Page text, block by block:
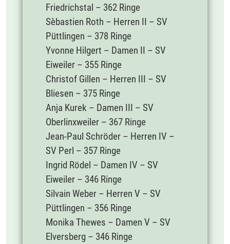
Friedrichstal – 362 Ringe
Sèbastien Roth – Herren II – SV
Püttlingen – 378 Ringe
Yvonne Hilgert – Damen II – SV
Eiweiler – 355 Ringe
Christof Gillen – Herren III – SV
Bliesen – 375 Ringe
Anja Kurek – Damen III – SV
Oberlinxweiler – 367 Ringe
Jean-Paul Schröder – Herren IV –
SV Perl – 357 Ringe
Ingrid Rödel – Damen IV – SV
Eiweiler – 346 Ringe
Silvain Weber – Herren V – SV
Püttlingen – 356 Ringe
Monika Thewes – Damen V – SV
Elversberg – 346 Ringe